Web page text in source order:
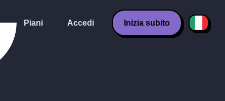
Piani Accedi Inizia subito